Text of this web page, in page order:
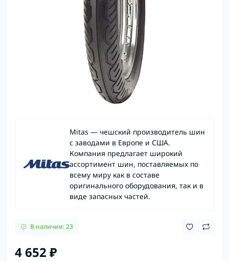
Mitas — чешский производитель шин
с заводами в Европе и США.
Компания предлагает широкий
ассортимент шин, поставляемых по
всему миру как в составе
оригинального оборудования, так и в
виде запасных частей.
В наличии: 23
4 652 ₽